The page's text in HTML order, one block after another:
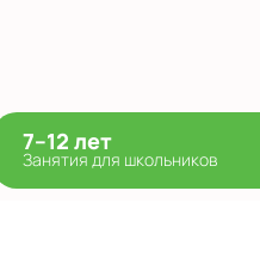
7–12 лет
Занятия для школьников